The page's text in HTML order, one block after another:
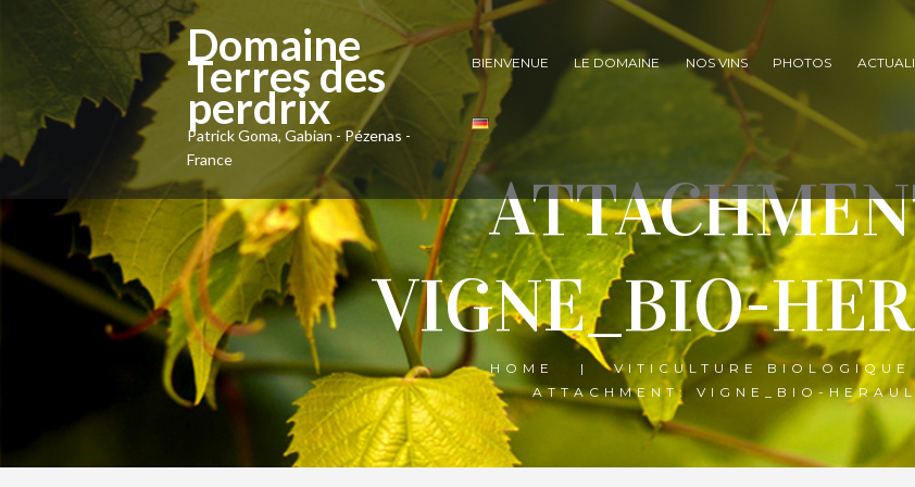
Domaine
Terres des
perdrix
Patrick Goma, Gabian - Pézenas -
France
BIENVENUE LE DOMAINE NOS VINS PHOTOS
VIGNE_BIO-
HOME
VITICULTURE BIOLOGIQUE
ATTACHMENT: VIGNE_BIO-